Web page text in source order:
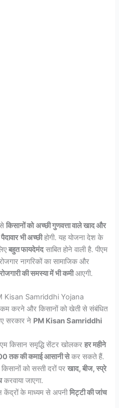
सेकिसानों को अच्छी गुणवत्ता वाले खाद और
पैदावार भी अच्छीहोगी. यह योजना देश के
बहुत फायदेमंदसाबित होने वाली है. पीएम
नागरिकों का सामाजिक और
की समस्या में भी कमीआएगी.
Kisan Samriddhi Yojana
कम करने और किसानों को खेती से संबंधित
सरकार ने PM Kisan Samriddhi
किसान समृद्धि सेंटर खोलकरहर महीने
तक की कमाई आसानी सेकर सकते हैं.
को सस्ती दरों परखाद, बीज, स्प्रे
करवाया जाएगा.
केंद्रों के माध्यम से अपनीमिट्टी की जांच